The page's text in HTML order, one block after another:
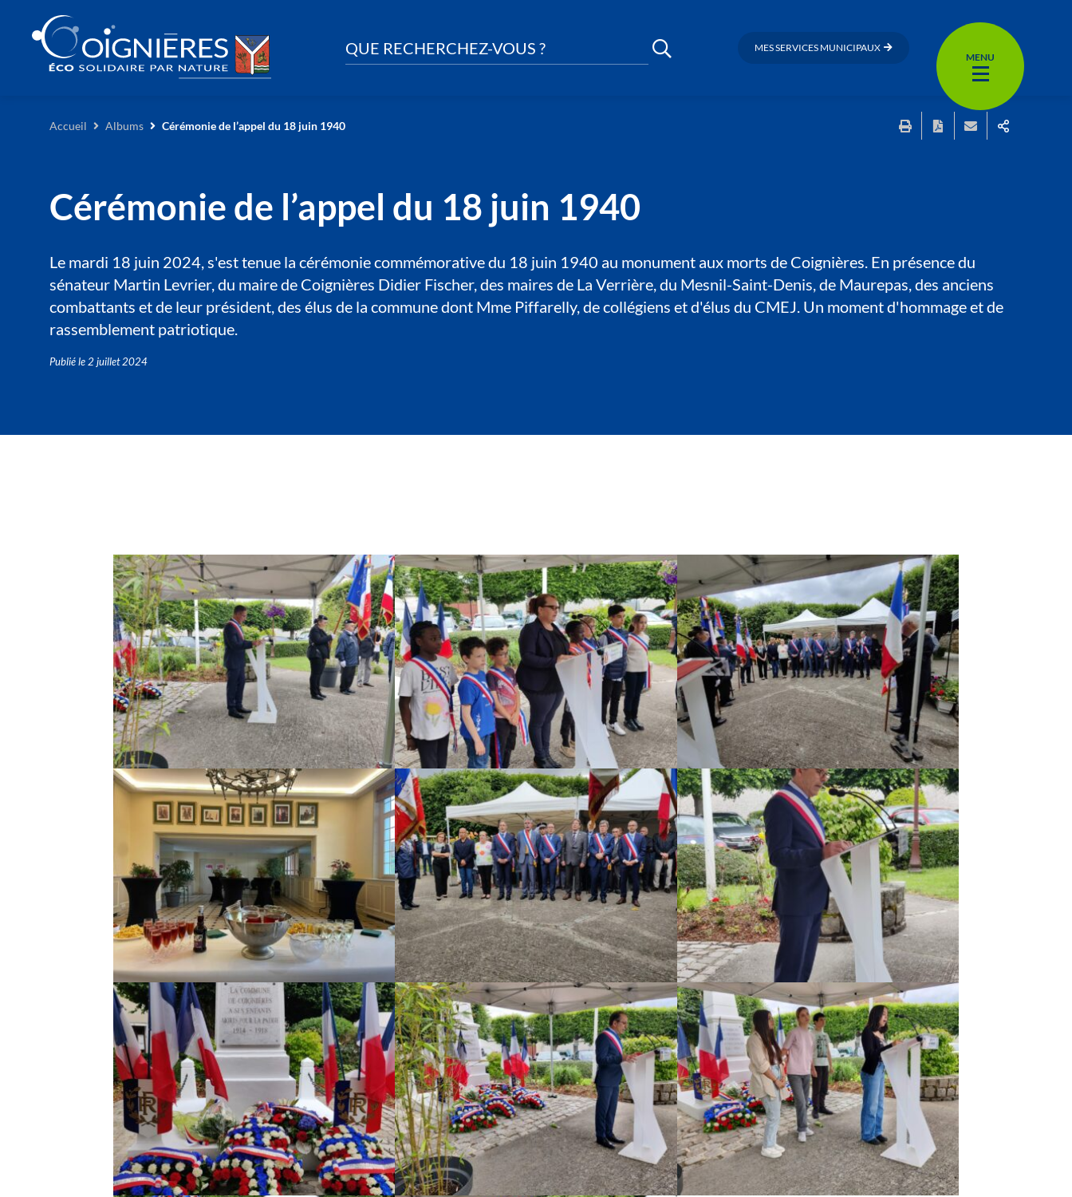
QUE RECHERCHEZ-VOUS ? MES SERVICES MUNICIPAUX
MENU
Accueil Albums Cérémonie de l’appel du 18 juin 1940
Cérémonie de l’appel du 18 juin 1940
Le mardi 18 juin 2024, s'est tenue la cérémonie commémorative du 18 juin 1940 au monument aux morts de Coignières. En présence du
sénateur Martin Levrier, du maire de Coignières Didier Fischer, des maires de La Verrière, du Mesnil-Saint-Denis, de Maurepas, des anciens
combattants et de leur président, des élus de la commune dont Mme Piffarelly, de collégiens et d'élus du CMEJ. Un moment d'hommage et de
rassemblement patriotique.
Publié le2 juillet 2024